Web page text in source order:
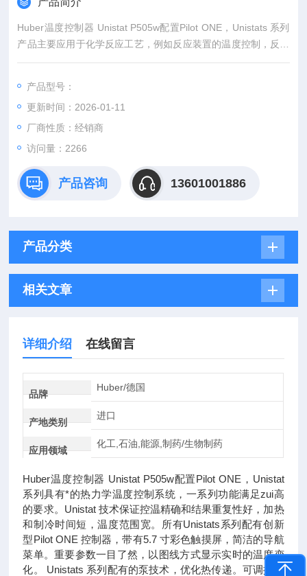
Huber温度控制器 Unistat P505w配置Pilot ONE，Unistats 系列
产品主要应用于化学反应工艺，例如反应装置的温度控制，反应
釜、高压灭菌器、中试车间、反应堆以及热量计等。Unistat 系
istat 技术保证控温精确和结果重复性好，加热和制冷时间短，温
度范围宽。
产品型号：
更新时间：2026-01-11
厂商性质：经销商
访问量：2266
产品咨询 13601001886
产品分类
相关文章
详细介绍 在线留言
品牌
Huber/德国
产地类别
进口
应用领域
化工,石油,能源,制药/生物制药
Huber温度控制器 Unistat P505w配置Pilot ONE，Unistat
系列具有*的热力学温度控制系统，一系列功能满足zui高
的要求。Unistat 技术保证控温精确和结果重复性好，加热
和制冷时间短，温度范围宽。所有Unistats系列配有创新
型Pilot ONE 控制器，带有5.7 寸彩色触摸屏，简洁的导航
菜单。重要参数一目了然，以图线方式显示实时的温度变
化。 Unistats 系列配有的泵技术，优化热传递。可调控泵